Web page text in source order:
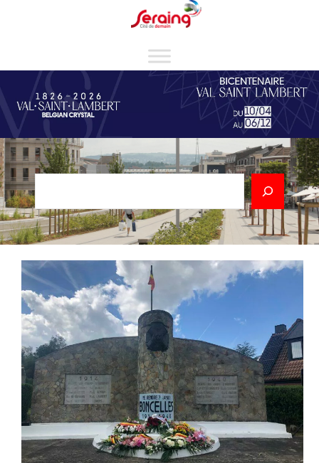
Rechercher
Cookies management panel